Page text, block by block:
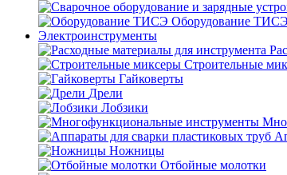
Оборудование ТИСЭ
Электроинструменты
Строительные
Гайковерты
Дрели
Лобзики
Ножницы
Отбойные молотки